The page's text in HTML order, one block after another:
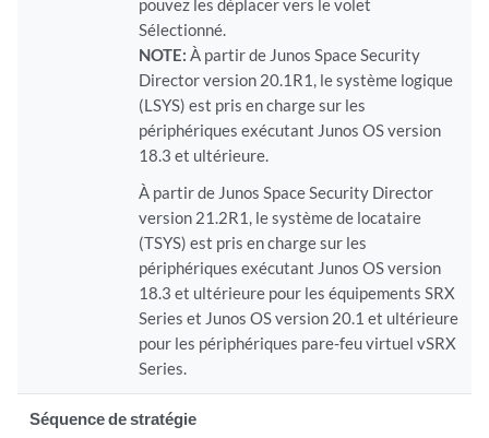
pouvez les déplacer vers le volet
Sélectionné.
NOTE: À partir de Junos Space Security
Director version 20.1R1, le système logique
(LSYS) est pris en charge sur les
périphériques exécutant Junos OS version
18.3 et ultérieure.
À partir de Junos Space Security Director
version 21.2R1, le système de locataire
(TSYS) est pris en charge sur les
périphériques exécutant Junos OS version
18.3 et ultérieure pour les équipements SRX
Series et Junos OS version 20.1 et ultérieure
pour les périphériques pare-feu virtuel vSRX
Series.
Séquence de stratégie